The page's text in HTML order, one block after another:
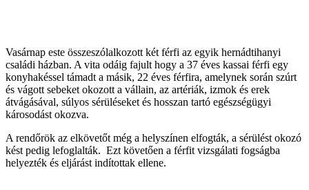
Vasárnap este összeszólalkozott két férfi az egyik hernádtihanyi
családi házban. A vita odáig fajult hogy a 37 éves kassai férfi egy
konyhakéssel támadt a másik, 22 éves férfira, amelynek során szúrt
és vágott sebeket okozott a vállain, az artériák, izmok és erek
átvágásával, súlyos sérüléseket és hosszan tartó egészségügyi
károsodást okozva.
A rendőrök az elkövetőt még a helyszínen elfogták, a sérülést okozó
kést pedig lefoglalták. Ezt követően a férfit vizsgálati fogságba
helyezték és eljárást indítottak ellene.